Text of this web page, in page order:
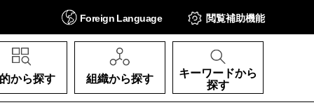
Foreign Language 閲覧補助機能
から探す 組織から探す
キーワードから
探す